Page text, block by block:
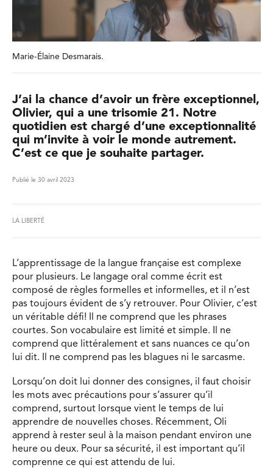
Marie-Élaine Desmarais.
J’ai la chance d’avoir un frère exceptionnel,
Olivier, qui a une trisomie 21. Notre
quotidien est chargé d’une exceptionnalité
qui m’invite à voir le monde autrement.
C’est ce que je souhaite partager.
Publié le 30 avril 2023
LA LIBERTÉ
L’apprentissage de la langue française est complexe
pour plusieurs. Le langage oral comme écrit est
composé de règles formelles et informelles, et il n’est
pas toujours évident de s’y retrouver. Pour Olivier, c’est
un véritable défi! Il ne comprend que les phrases
courtes. Son vocabulaire est limité et simple. Il ne
comprend que littéralement et sans nuances ce qu’on
lui dit. Il ne comprend pas les blagues ni le sarcasme.
Lorsqu’on doit lui donner des consignes, il faut choisir
les mots avec précautions pour s’assurer qu’il
comprend, surtout lorsque vient le temps de lui
apprendre de nouvelles choses. Récemment, Oli
apprend à rester seul à la maison pendant environ une
heure ou deux. Pour sa sécurité, il est important qu’il
comprenne ce qui est attendu de lui.